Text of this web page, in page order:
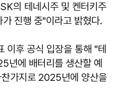
의 테네시주 및 켄터키주
진행 중"이라고 밝혔다.
이후 공식 입장을 통해 "테
년에 배터리를 생산할 예
가지로 2025년에 양산을